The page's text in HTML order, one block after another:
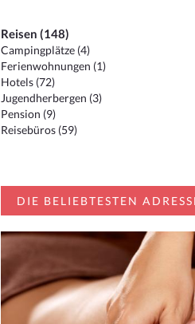
Reisen (148)
Campingplätze (4)
Ferienwohnungen (1)
Hotels (72)
Jugendherbergen (3)
Pension (9)
Reisebüros (59)
DIE BELIEBTESTEN